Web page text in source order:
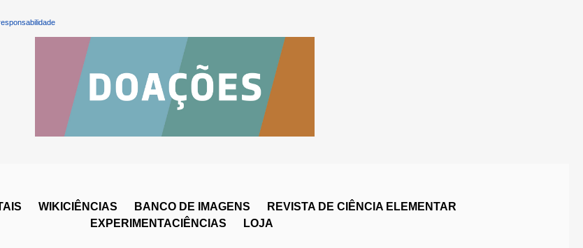
WIKICIÊNCIAS BANCO DE IMAGENS
REVISTA DE CIÊNCIA ELEMENTAR
EXPERIMENTACIÊNCIAS
LOJA